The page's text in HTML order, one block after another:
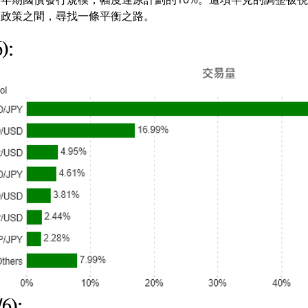
策之間，尋找一條平衡之路。